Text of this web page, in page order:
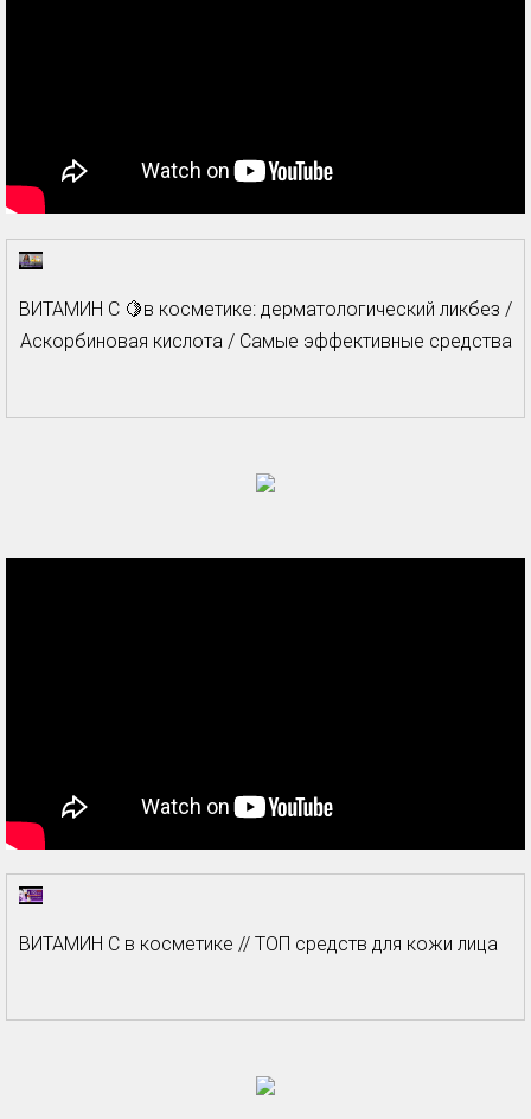
ВИТАМИН С 🍋в косметике: дерматологический ликбез /
Аскорбиновая кислота / Самые эффективные средства
ВИТАМИН С в косметике // ТОП средств для кожи лица